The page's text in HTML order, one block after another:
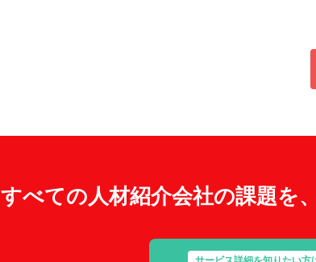
すべての人材紹介会社の課題を